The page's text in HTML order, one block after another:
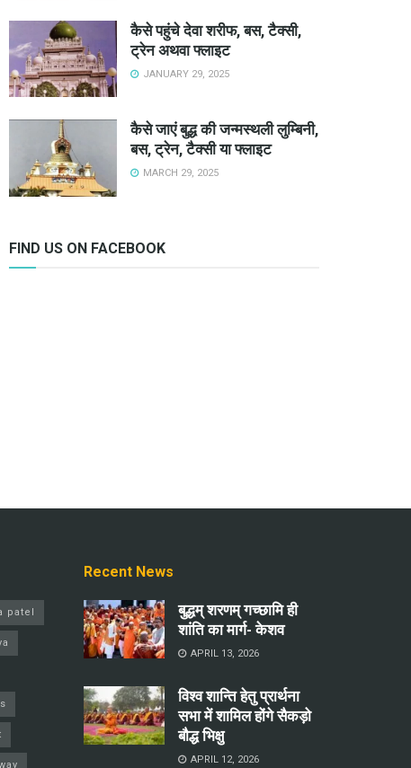
कैसे पहुंचे देवा शरीफ, बस, टैक्सी,
ट्रेन अथवा फ्लाइट
JANUARY 29, 2025
कैसे जाएं बुद्ध की जन्मस्थली लुम्बिनी,
बस, ट्रेन, टैक्सी या फ्लाइट
MARCH 29, 2025
FIND US ON FACEBOOK
patel
Recent News
बुद्धम् शरणम् गच्छामि ही
शांति का मार्ग- केशव
APRIL 13, 2026
विश्व शान्ति हेतु प्रार्थना
सभा में शामिल होंगे सैकड़ो
बौद्ध भिक्षु
APRIL 12, 2026